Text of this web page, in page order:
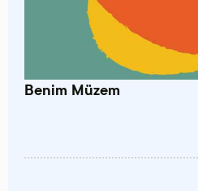
Benim Müzem